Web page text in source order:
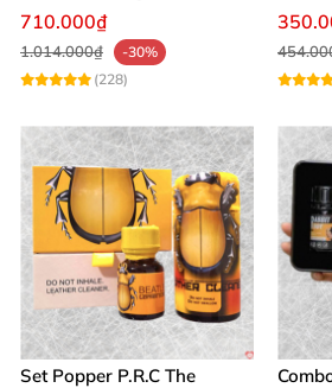
quyền cho cộng đồng LGBT
710.000₫
1.014.000₫
-30%
(228)
Sử
Set Popper P.R.C The